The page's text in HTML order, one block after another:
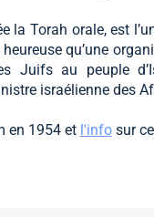
la Torah orale, est
qu’une
Juifs au peuple
israélienne des
en 1954 et l'infosur